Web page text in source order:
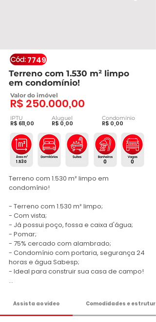
7749
Terreno com 1.530 m² limpo
em condomínio!
Valor do imóvel
R$ 250.000,00
IPTU
R$ 611,00
Aluguel
R$ 0,00
Condomínio
R$ 0,00
0 0
1.530
Terreno com 1.530 m² limpo em
condomínio!
- Terreno com 1.530 m² limpo;
- Com vista;
- Já possui poço, fossa e caixa d'água;
- Pomar;
- 75% cercado com alambrado;
- Condomínio com portaria, segurança 24
horas e água Sabesp;
- Ideal para construir sua casa de campo!
Agende sua visita!
Assista ao vídeo Comodidades e estrutura